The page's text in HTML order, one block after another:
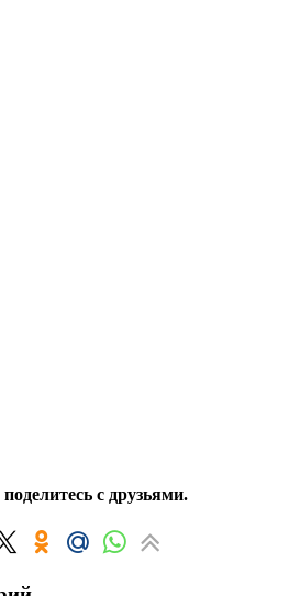
с друзьями.